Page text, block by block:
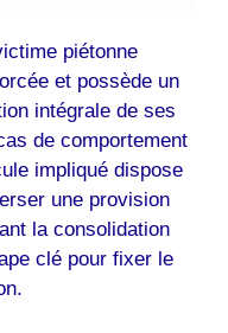
piétonne
et possède un
intégrale de ses
de comportement
impliqué dispose
une provision
la consolidation
clé pour fixer le